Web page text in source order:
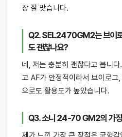
장 잘 맞습니다.
Q2. SEL2470GM2는 브이
도 괜찮나요?
네, 저는 충분히 괜찮다고 봅니
고 AF가 안정적이라서 브이로그
으로도 활용도가 높았습니다.
Q3. 소니 24-70 GM2의 가장